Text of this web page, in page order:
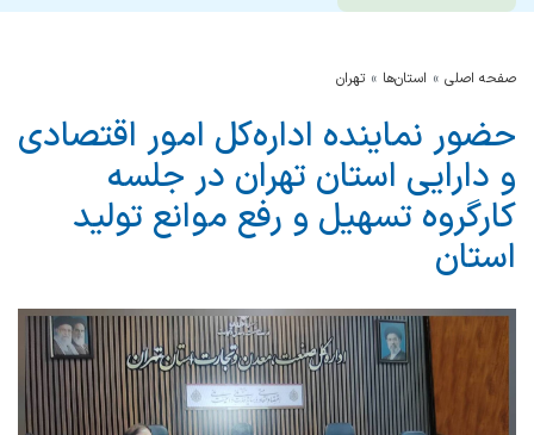
صفحه اصلی استان‌ها تهران
حضور نماینده اداره‌کل امور اقتصادی
و دارایی استان تهران در جلسه
کارگروه تسهیل و رفع موانع تولید
استان